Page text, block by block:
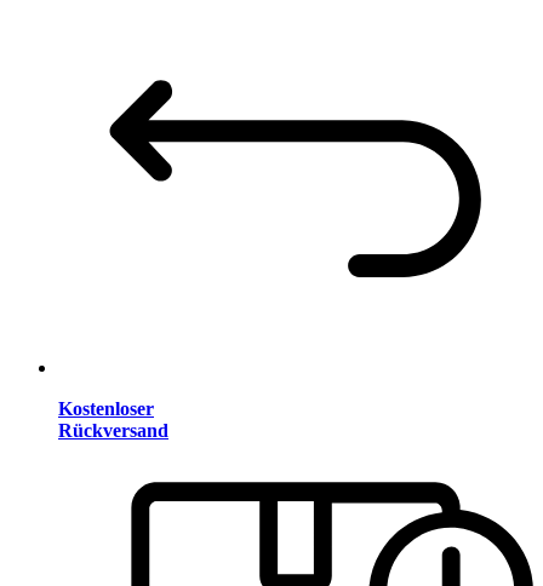
Kostenloser
Rückversand